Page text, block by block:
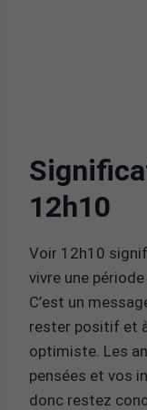
12h10
Voir 12h10
vivre une
C’est un
rester positif et
optimiste. Les
pensées et vos
donc restez